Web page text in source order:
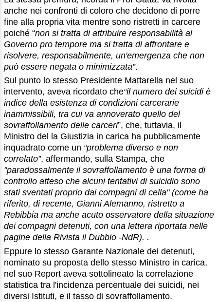
anche nei confronti di coloro che decidono di porre
fine alla propria vita mentre sono ristretti in carcere
poiché “non si tratta di attribuire responsabilità al
Governo pro tempore ma si tratta di affrontare e
risolvere, responsabilmente, un'emergenza che non
può essere negata o minimizzata”.
Sul punto lo stesso Presidente Mattarella nel suo
intervento, aveva ricordato che“il numero dei suicidi è
indice della esistenza di condizioni carcerarie
inammissibili, tra cui va annoverato quello del
sovraffollamento delle carceri”, che, tuttavia, il
Ministro del la Giustizia in carica ha pubblicamente
inquadrato come un “problema diverso e non
correlato”, affermando, sulla Stampa, che
"paradossalmente il sovraffollamento è una forma di
controllo atteso che alcuni tentativi di suicidio sono
stati sventati proprio dai compagni di cella" (come ha
riferito, di recente, Gianni Alemanno, ristretto a
Rebibbia ma anche acuto osservatore della situazione
dei compagni detenuti, con una lettera riportata nelle
pagine della Rivista il Dubbio -NdR). .
Eppure lo stesso Garante Nazionale dei detenuti,
nominato su proposta dello stesso Ministro in carica,
nel suo Report aveva sottolineato la correlazione
statistica tra l'incidenza percentuale dei suicidi, nei
diversi Istituti, e il tasso di sovraffollamento.